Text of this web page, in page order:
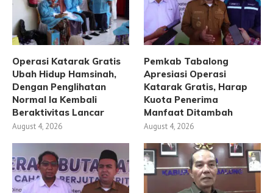
Operasi Katarak Gratis
Ubah Hidup Hamsinah,
Dengan Penglihatan
Normal Ia Kembali
Beraktivitas Lancar
August 4, 2026
Pemkab Tabalong
Apresiasi Operasi
Katarak Gratis, Harap
Kuota Penerima
Manfaat Ditambah
August 4, 2026